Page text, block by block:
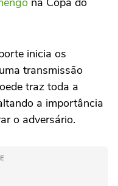
inicia os
transmissão
traz toda a
a importância
o adversário.